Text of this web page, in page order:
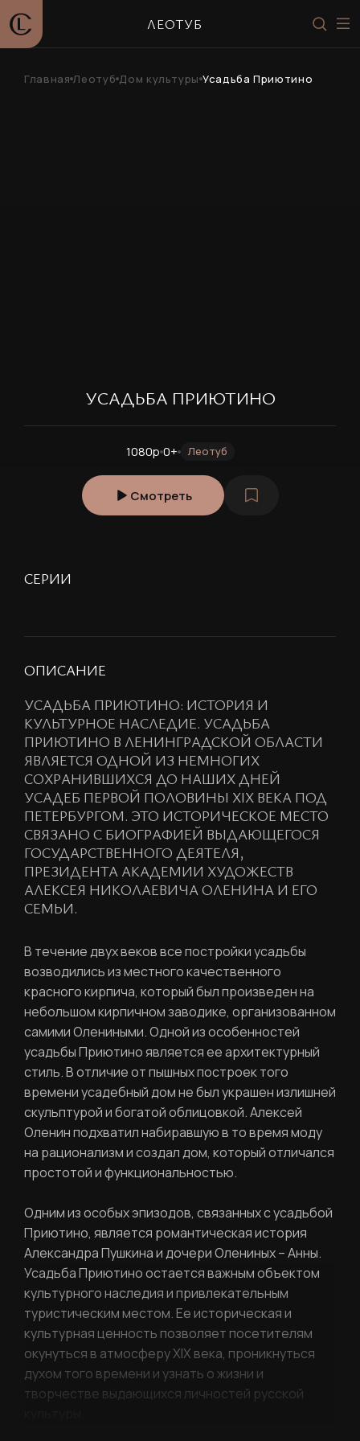
ЛЕОТУБ
Главная Леотуб Дом культуры Усадьба Приютино
УСАДЬБА ПРИЮТИНО
1080p 0+ Леотуб
Смотреть
СЕРИИ
ОПИСАНИЕ
УСАДЬБА ПРИЮТИНО: ИСТОРИЯ И
КУЛЬТУРНОЕ НАСЛЕДИЕ. УСАДЬБА
ПРИЮТИНО В ЛЕНИНГРАДСКОЙ ОБЛАСТИ
ЯВЛЯЕТСЯ ОДНОЙ ИЗ НЕМНОГИХ
СОХРАНИВШИХСЯ ДО НАШИХ ДНЕЙ
УСАДЕБ ПЕРВОЙ ПОЛОВИНЫ XIX ВЕКА ПОД
ПЕТЕРБУРГОМ. ЭТО ИСТОРИЧЕСКОЕ МЕСТО
СВЯЗАНО С БИОГРАФИЕЙ ВЫДАЮЩЕГОСЯ
ГОСУДАРСТВЕННОГО ДЕЯТЕЛЯ,
ПРЕЗИДЕНТА АКАДЕМИИ ХУДОЖЕСТВ
АЛЕКСЕЯ НИКОЛАЕВИЧА ОЛЕНИНА И ЕГО
СЕМЬИ.
В течение двух веков все постройки усадьбы
возводились из местного качественного
красного кирпича, который был произведен на
небольшом кирпичном заводике, организованном
самими Олениными. Одной из особенностей
усадьбы Приютино является ее архитектурный
стиль. В отличие от пышных построек того
времени усадебный дом не был украшен излишней
скульптурой и богатой облицовкой. Алексей
Оленин подхватил набиравшую в то время моду
на рационализм и создал дом, который отличался
простотой и функциональностью.
Одним из особых эпизодов, связанных с усадьбой
Приютино, является романтическая история
Александра Пушкина и дочери Олениных – Анны.
Усадьба Приютино остается важным объектом
культурного наследия и привлекательным
туристическим местом. Ее историческая и
культурная ценность позволяет посетителям
окунуться в атмосферу XIX века, проникнуться
духом того времени и узнать о жизни и
творчестве выдающихся личностей русской
ЛИЧНЫЙ КАБИНЕТ
Пароль
Войти
РЕГИСТРАЦИЯ
Ваше имя
Фамилия
Ваш email
Задайте пароль
Повторите пароль
ВОССТАНОВИТЬ ПАРОЛЬ
Отправить